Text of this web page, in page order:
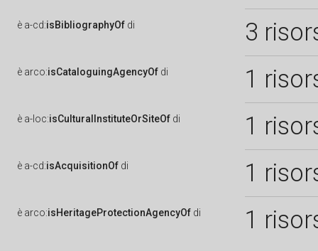
è a-cd:isBibliographyOf di 3
è arco:isCataloguingAgencyOf di 1
è a-loc:isCulturalInstituteOrSiteOf di 1
è a-cd:isAcquisitionOf di 1
è arco:isHeritageProtectionAgencyOf di 1